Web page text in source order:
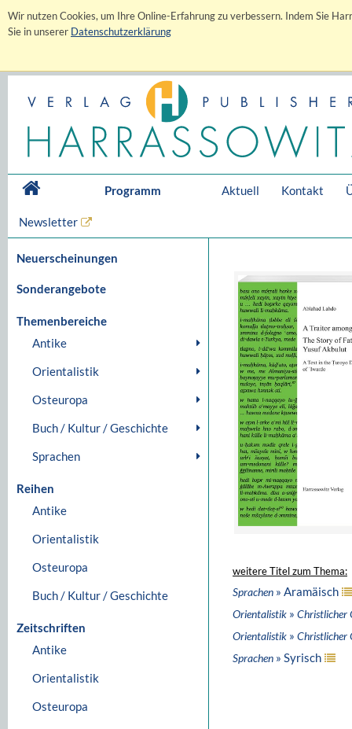
Wir nutzen Cookies, um Ihre Online-Erfahrung zu verbessern. Indem Sie
Sie in unserer Datenschutzerklärung
Programm Aktuell Kontakt
Newsletter
Neuerscheinungen
Sonderangebote
Themenbereiche
Antike
Orientalistik
Osteuropa
Buch / Kultur / Geschichte
Sprachen
Reihen
Antike
Orientalistik
Osteuropa
Buch / Kultur / Geschichte
Zeitschriften
Antike
Orientalistik
Osteuropa
weitere Titel zum Thema:
Sprachen » Aramäisch
Orientalistik » Christlicher
Orientalistik » Christlicher
Sprachen » Syrisch